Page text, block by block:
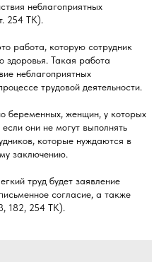
неблагоприятных
254 ТК).
работа, которую сотрудник
здоровья. Такая работа
неблагоприятных
трудовой деятельности.
беременных, женщин, у которых
они не могут выполнять
которые нуждаются в
заключению.
труд будет заявление
согласие, а также
182, 254 ТК).